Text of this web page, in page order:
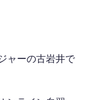
ャーの古岩井で